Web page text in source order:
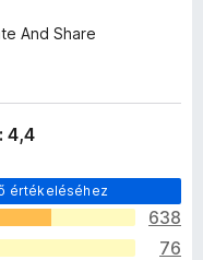
And Share
4,4
értékeléséhez
638
76